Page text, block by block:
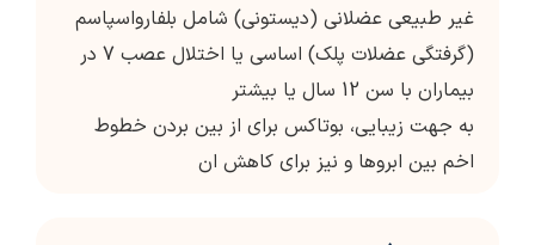
غیر طبیعی عضلانی (دیستونی) شامل بلفارواسپاسم
(گرفتگی عضلات پلک) اساسی یا اختلال عصب 7 در
بیماران با سن 12 سال یا بیشتر
به جهت زیبایی، بوتاکس برای از بین بردن خطوط
اخم بین ابروها و نیز برای کاهش ان